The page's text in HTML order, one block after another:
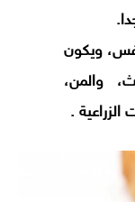
ويكون
والمن،
الزراعية .